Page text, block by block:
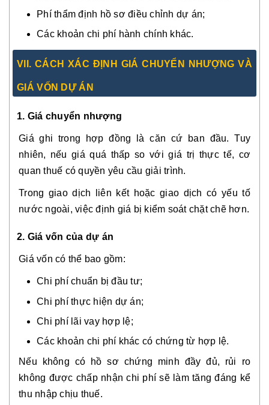
Phí thẩm định hồ sơ điều chỉnh dự án;
Các khoản chi phí hành chính khác.
VII. CÁCH XÁC ĐỊNH GIÁ CHUYỂN NHƯỢNG VÀ
GIÁ VỐN DỰ ÁN
1. Giá chuyển nhượng
Giá ghi trong hợp đồng là căn cứ ban đầu. Tuy
nhiên, nếu giá quá thấp so với giá trị thực tế, cơ
quan thuế có quyền yêu cầu giải trình.
Trong giao dịch liên kết hoặc giao dịch có yếu tố
nước ngoài, việc định giá bị kiểm soát chặt chẽ hơn.
2. Giá vốn của dự án
Giá vốn có thể bao gồm:
Chi phí chuẩn bị đầu tư;
Chi phí thực hiện dự án;
Chi phí lãi vay hợp lệ;
Các khoản chi phí khác có chứng từ hợp lệ.
Nếu không có hồ sơ chứng minh đầy đủ, rủi ro
không được chấp nhận chi phí sẽ làm tăng đáng kể
thu nhập chịu thuế.